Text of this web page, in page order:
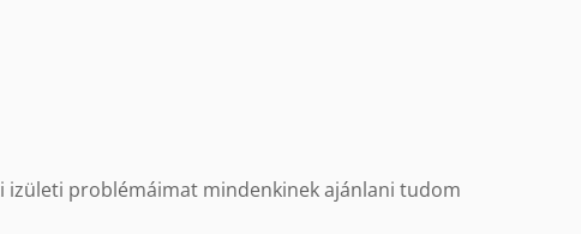
izületi problémáimat mindenkinek ajánlani tudom